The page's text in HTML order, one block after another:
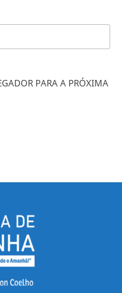
PARA A PRÓXIMA